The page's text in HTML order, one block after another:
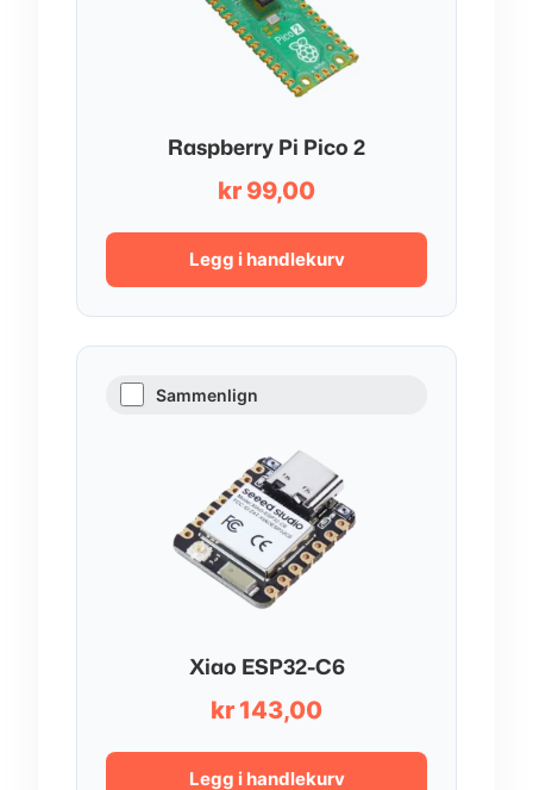
Raspberry Pi Pico 2
kr 99,00
Legg i handlekurv
Sammenlign
Xiao ESP32-C6
kr 143,00
Legg i handlekurv